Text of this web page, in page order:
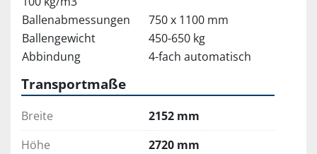
Ballenabmessungen
750 x 1100 mm
Ballengewicht
450-650 kg
Abbindung
4-fach automatisch
Transportmaße
Breite
2152 mm
Höhe
2720 mm